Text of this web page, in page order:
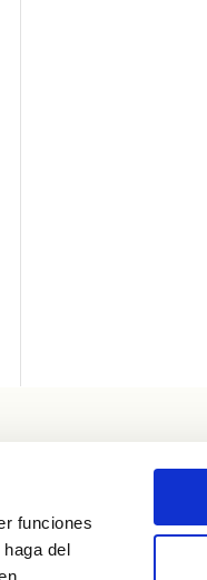
funciones
del
SOCIO RUTA